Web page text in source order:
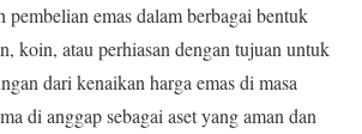
pembelian emas dalam berbagai bentuk
koin, atau perhiasan dengan tujuan untuk
dari kenaikan harga emas di masa
di anggap sebagai aset yang aman dan